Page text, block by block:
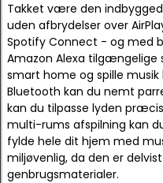
Takket være den
uden afbrydelser over
Spotify Connect - og med
Amazon Alexa tilgængelige
smart home og spille
Bluetooth kan du nemt
kan du tilpasse lyden
multi-rums afspilning kan
fylde hele dit hjem med
miljøvenlig, da den er
genbrugsmaterialer.